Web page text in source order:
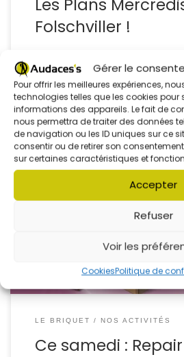
Gérer le
Pour offrir les meilleures expériences,
technologies telles que les cookies
informations des appareils. Le fait de
nous permettra de traiter des données
de navigation ou les ID uniques sur ce
consentir ou de retirer son
sur certaines caractéristiques et
Accepter
Refuser
Voir les
CookiesPolitique de
Les Plans
Folschviller !
parÉquipe Audaces's
Centre Marcel Martin –
novembre – 13h30 à 17h00
Repair
vos appareils, apprendre, échanger
électroménager, couture… les
LE BRIQUET NOS ACTIVITÉS
Ce samedi :